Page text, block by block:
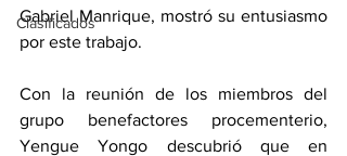
Clasificados
Gabriel Manrique, mostró su entusiasmo
por este trabajo.
Con la reunión de los miembros del
grupo benefactores procementerio,
Yengue Yongo descubrió que en